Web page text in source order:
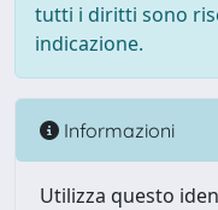
tutti i diritti sono
indicazione.
Informazioni
Utilizza questo